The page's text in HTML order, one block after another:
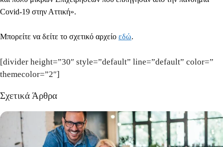
Covid-19 στην Αττική».
Μπορείτε να δείτε το σχετικό αρχείο εδώ.
[divider height=”30″ style=”default” line=”default” color=”
themecolor=”2″]
Σχετικά Άρθρα